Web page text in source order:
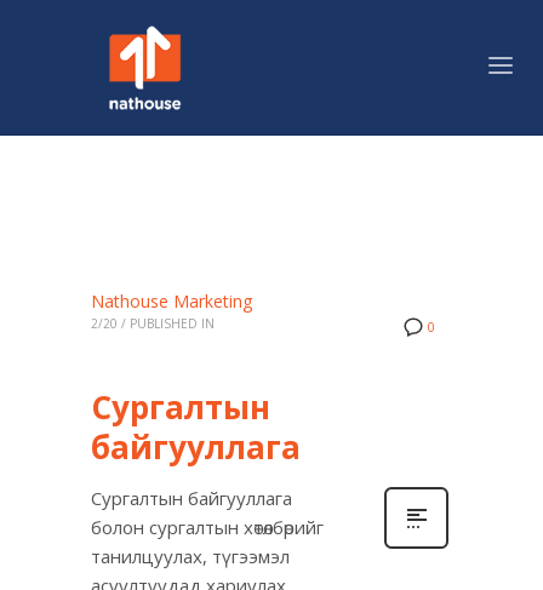
0
Nathouse Marketing
2/20 / PUBLISHED IN
Сургалтын
байгууллага
Сургалтын байгууллага
болон сургалтын хөтөлбөрийг
танилцуулах, түгээмэл
асуултуудад хариулах,